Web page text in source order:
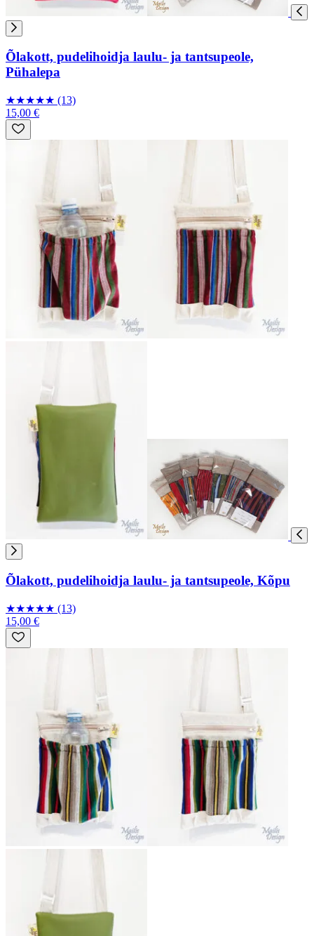
Õlakott, pudelihoidja laulu- ja tantsupeole,
Pühalepa
★★★★★ (13)
15,00 €
Õlakott, pudelihoidja laulu- ja tantsupeole, Kõpu
★★★★★ (13)
15,00 €